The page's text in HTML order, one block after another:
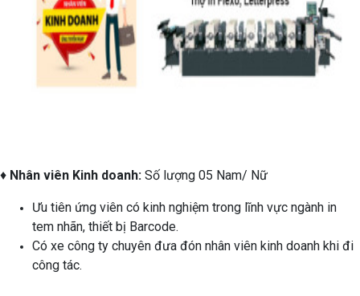
♦ Nhân viên Kinh doanh: Số lượng 05 Nam/ Nữ
Ưu tiên ứng viên có kinh nghiệm trong lĩnh vực ngành in
tem nhãn, thiết bị Barcode.
Có xe công ty chuyên đưa đón nhân viên kinh doanh khi đi
công tác.